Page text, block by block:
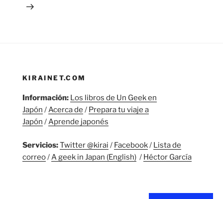
KIRAINET.COM
Información: Los libros de Un Geek en
Japón /Acerca de / Prepara tu viaje a
Japón /Aprende japonés
Servicios:Twitter @kirai / Facebook/ Lista de
correo/A geek in Japan (English) / Héctor García